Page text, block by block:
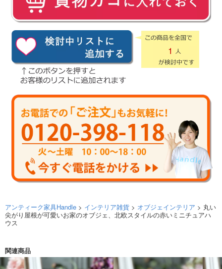
1
アンティーク家具Handle > インテリア雑貨 > オブジェインテリア > 丸い
尖がり屋根が可愛いお家のオブジェ、北欧スタイルの赤いミニチュアハ
ウス
関連商品